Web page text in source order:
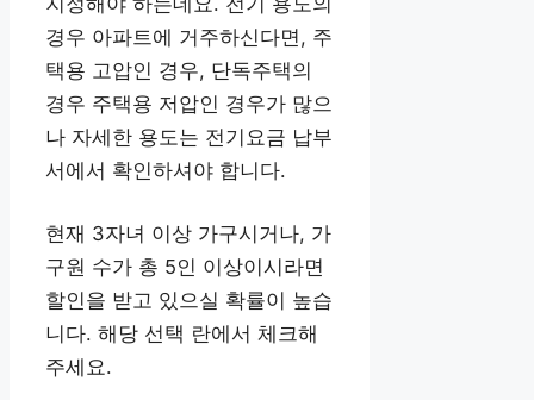
경우 아파트에 거주하신다면, 주
택용 고압인 경우, 단독주택의
경우 주택용 저압인 경우가 많으
나 자세한 용도는 전기요금 납부
서에서 확인하셔야 합니다.
현재 3자녀 이상 가구시거나, 가
구원 수가 총 5인 이상이시라면
할인을 받고 있으실 확률이 높습
니다. 해당 선택 란에서 체크해
주세요.